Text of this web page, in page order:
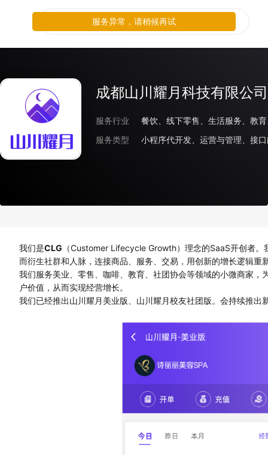
成都山川耀月科技有限公司
服务行业
服务类型
小程序代开发、运营与管理、接
我们是CLG （Customer Lifecycle Growth）理念的SaaS开创者
而衍生社群和人脉，连接商品、服务、交易，用创新的增长逻辑
我们服务美业、零售、咖啡、教育、社团协会等领域的小微商家
户价值，从而实现经营增长。
我们已经推出山川耀月美业版、山川耀月校友社团版。会持续推出
服务异常，请稍候再试